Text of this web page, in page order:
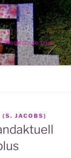
Realschule plus
(S. JACOBS)